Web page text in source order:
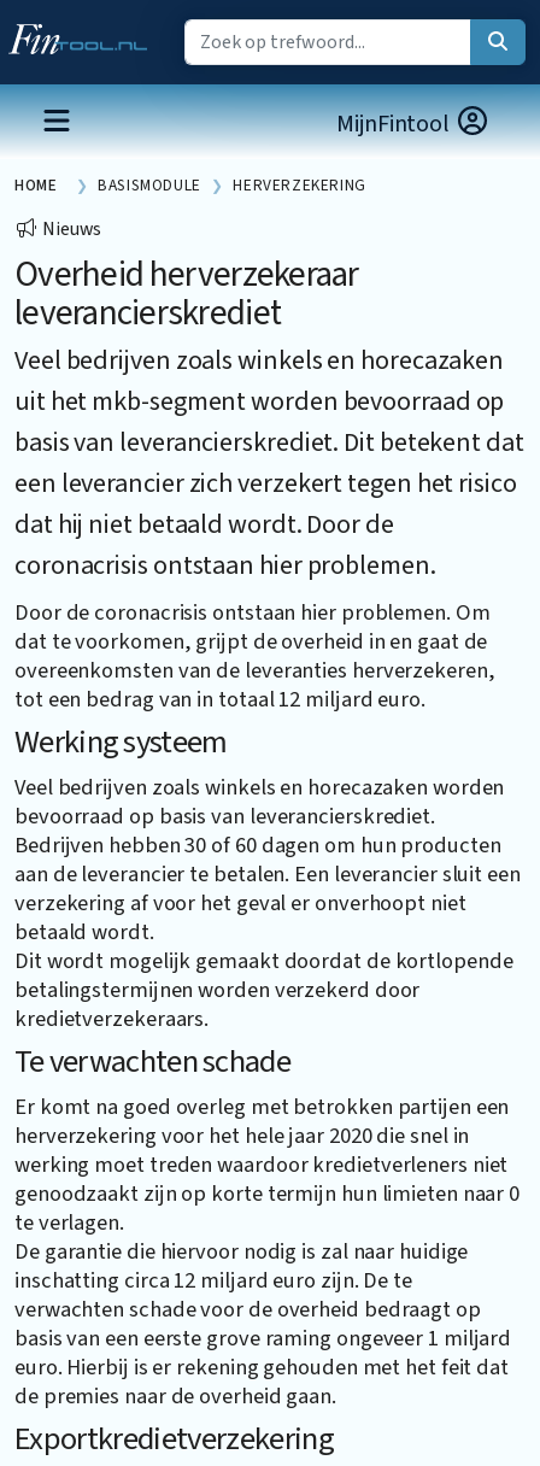
MijnFintool
HOME BASISMODULE HERVERZEKERING
Nieuws
Overheid herverzekeraar
leverancierskrediet
Veel bedrijven zoals winkels en horecazaken
uit het mkb-segment worden bevoorraad op
basis van leverancierskrediet. Dit betekent dat
een leverancier zich verzekert tegen het risico
dat hij niet betaald wordt. Door de
coronacrisis ontstaan hier problemen.
Door de coronacrisis ontstaan hier problemen. Om
dat te voorkomen, grijpt de overheid in en gaat de
overeenkomsten van de leveranties herverzekeren,
tot een bedrag van in totaal 12 miljard euro.
Werking systeem
Veel bedrijven zoals winkels en horecazaken worden
bevoorraad op basis van leverancierskrediet.
Bedrijven hebben 30 of 60 dagen om hun producten
aan de leverancier te betalen. Een leverancier sluit een
verzekering af voor het geval er onverhoopt niet
betaald wordt.
Dit wordt mogelijk gemaakt doordat de kortlopende
betalingstermijnen worden verzekerd door
kredietverzekeraars.
Te verwachten schade
Er komt na goed overleg met betrokken partijen een
herverzekering voor het hele jaar 2020 die snel in
werking moet treden waardoor kredietverleners niet
genoodzaakt zijn op korte termijn hun limieten naar 0
te verlagen.
De garantie die hiervoor nodig is zal naar huidige
inschatting circa 12 miljard euro zijn. De te
verwachten schade voor de overheid bedraagt op
basis van een eerste grove raming ongeveer 1 miljard
euro. Hierbij is er rekening gehouden met het feit dat
de premies naar de overheid gaan.
Exportkredietverzekering